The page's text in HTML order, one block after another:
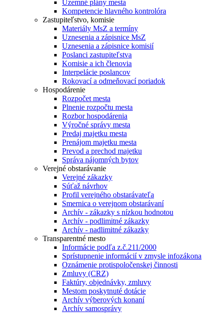
Územné plány mesta
Kompetencie hlavného kontrolóra
Zastupiteľstvo, komisie
Materiály MsZ a termíny
Uznesenia a zápisnice MsZ
Uznesenia a zápisnice komisií
Poslanci zastupiteľstva
Komisie a ich členovia
Interpelácie poslancov
Rokovací a odmeňovací poriadok
Hospodárenie
Rozpočet mesta
Plnenie rozpočtu mesta
Rozbor hospodárenia
Výročné správy mesta
Predaj majetku mesta
Prenájom majetku mesta
Prevod a prechod majetku
Správa nájomných bytov
Verejné obstarávanie
Verejné zákazky
Súťaž návrhov
Profil verejného obstarávateľa
Smernica o verejnom obstarávaní
Archív - zákazky s nízkou hodnotou
Archív - podlimitné zákazky
Archív - nadlimitné zákazky
Transparentné mesto
Informácie podľa z.č.211/2000
Sprístupnenie informácií v zmysle infozákona
Oznámenie protispoločenskej činnosti
Zmluvy (CRZ)
Faktúry, objednávky, zmluvy
Mestom poskytnuté dotácie
Archív výberových konaní
Archív samosprávy